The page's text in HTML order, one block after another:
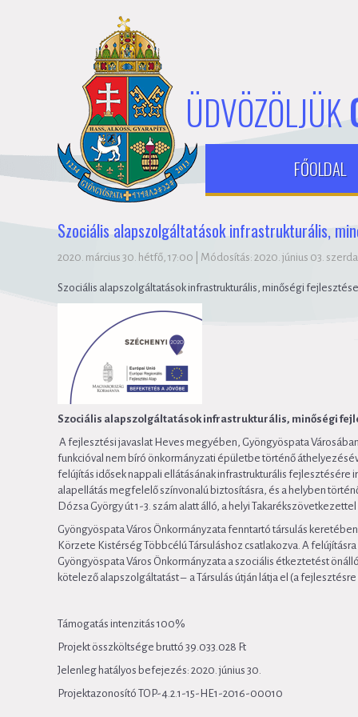
ÜDVÖZÖLJÜK
FŐOLDAL
Szociális alapszolgáltatások infrastrukturális,
2020. március 30. hétfő, 17:00 Módosítás: 2020. június 03.
Szociális alapszolgáltatások infrastrukturális, minőségi
Szociális alapszolgáltatások infrastrukturális, minőségi
A fejlesztési javaslat Heves megyében, Gyöngyöspata
funkcióval nem bíró önkormányzati épületbe történő
felújítás idősek nappali ellátásának infrastrukturális fejlesztésére
alapellátás megfelelő színvonalú biztosításra, és a helyben
Dózsa György út 1-3. szám alatt álló, a helyi
Gyöngyöspata Város Önkormányzata fenntartó társulás
Körzete Kistérség Többcélú Társuláshoz csatlakozva. A
Gyöngyöspata Város Önkormányzata a szociális étkeztetést
kötelező alapszolgáltatást – a Társulás útján látja el (a
Támogatás intenzitás 100%
Projekt összköltsége bruttó 39.033.028 Ft
Jelenleg hatályos befejezés: 2020. június 30.
Projektazonosító TOP-4.2.1-15-HE1-2016-00010